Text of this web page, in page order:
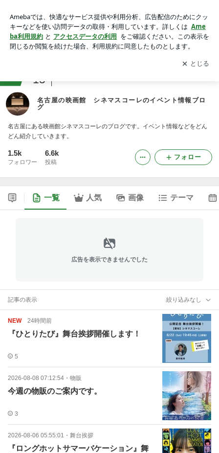
アプリをダウンロードして ブログの更新通知
を受け取りまし
ょう。
開く
15
名古屋の映画館 シネマスコーレのイベント情報ブロ
グ
名古屋にある映画館シネマスコーレのブログです。イベント情報などをどん
どん紹介していきます。
1.5k
フォロワー
6.6k
投稿
フォロー
一覧 人気 画像 テーマ
広告を表示できませんでした
記事の表示 絞り込みなし
NEW 24時間前
『ひとりたび』舞台挨拶開催します！
5
2026-08-08 07:12:54 ・ 物販
今週の物販のご案内です。
3
2026-08-06 05:55:01 ・ 舞台挨拶
『ロングホットサマーバケーション』舞